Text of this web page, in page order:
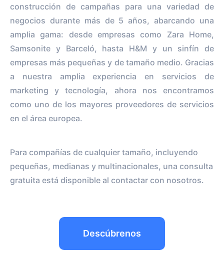
construcción de campañas para una variedad de
negocios durante más de 5 años, abarcando una
amplia gama: desde empresas como Zara Home,
Samsonite y Barceló, hasta H&M y un sinfín de
empresas más pequeñas y de tamaño medio. Gracias
a nuestra amplia experiencia en servicios de
marketing y tecnología, ahora nos encontramos
como uno de los mayores proveedores de servicios
en el área europea.
Para compañías de cualquier tamaño, incluyendo
pequeñas, medianas y multinacionales, una consulta
gratuita está disponible al contactar con nosotros.
Descúbrenos